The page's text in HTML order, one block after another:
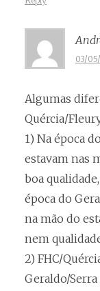
03/
Algumas
Quércia/
1) Na época
estavam nas
boa
época do
na mão do
nem
2) FHC/
Geraldo/